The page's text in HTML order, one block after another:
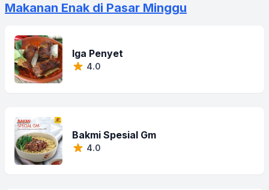
Makanan Enak di Pasar Minggu
Iga Penyet
4.0
Bakmi Spesial Gm
4.0